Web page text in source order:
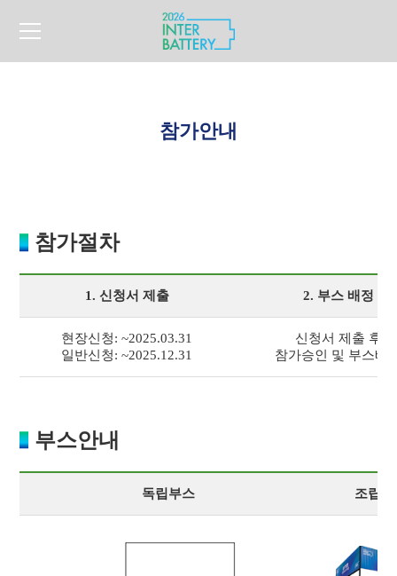
참가안내
참가절차
1. 신청서 제출 2. 부스 배정
현장신청: ~2025.03.31
일반신청: ~2025.12.31
신청서 제출 후
참가승인 및 부스배
부스안내
독립부스 조립부